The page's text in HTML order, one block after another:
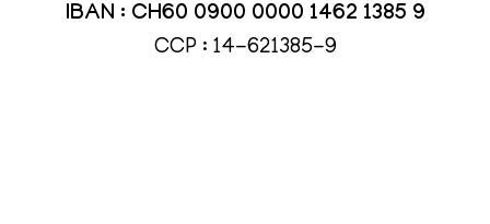
IBAN : CH60 0900 0000 1462 1385 9
CCP : 14-621385-9